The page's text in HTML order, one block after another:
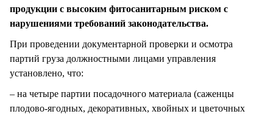
продукции с высоким фитосанитарным риском с
нарушениями требований законодательства.
При проведении документарной проверки и осмотра
партий груза должностными лицами управления
установлено, что:
– на четыре партии посадочного материала (саженцы
плодово-ягодных, декоративных, хвойных и цветочных